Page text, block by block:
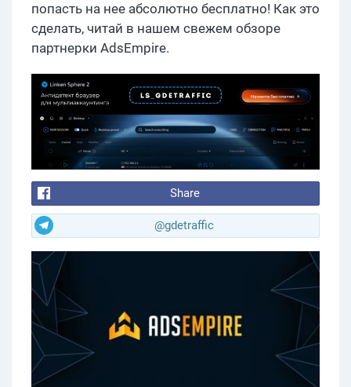
попасть на нее абсолютно бесплатно! Как это
сделать, читай в нашем свежем обзоре
партнерки AdsEmpire.
Share
@gdetraffic